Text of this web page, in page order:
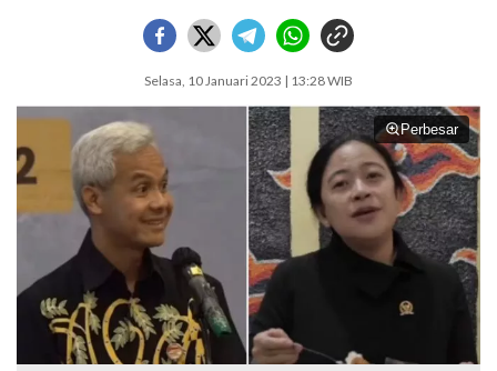
Selasa, 10 Januari 2023 | 13:28 WIB
Perbesar